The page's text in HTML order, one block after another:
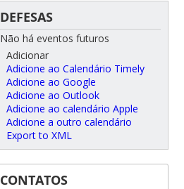
DEFESAS
Não há eventos futuros
Adicionar
Adicione ao Calendário Timely
Adicione ao Google
Adicione ao Outlook
Adicione ao calendário Apple
Adicione a outro calendário
Export to XML
CONTATOS